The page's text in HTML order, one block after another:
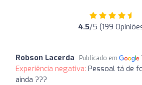
4.5/5 (199
Robson Lacerda Publicado em
Experiência negativa: Pessoal tá de
ainda ???